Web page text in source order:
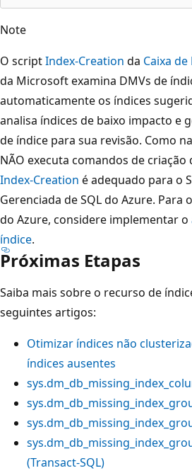
Note
O scriptIndex-Creation da Caixa
da Microsoft examina DMVs de
automaticamente os índices
analisa índices de baixo impacto e
de índice para sua revisão. Como
NÃO executa comandos de criação
Index-Creation é adequado para o
Gerenciada de SQL do Azure. Para
do Azure, considere implementar o
índice.
Próximas Etapas
Saiba mais sobre o recurso de
seguintes artigos:
Otimizar índices não
índices ausentes
(Transact-SQL)